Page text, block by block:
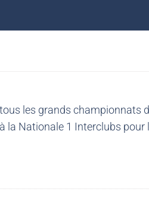
les grands championnats
Nationale 1 Interclubs pour